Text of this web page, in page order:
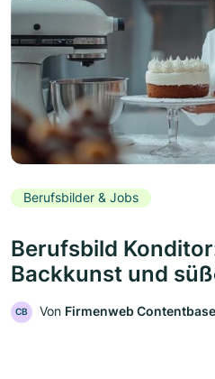
Berufsbilder & Jobs
Berufsbild
Backkunst und
CB Von Firmenweb Contentbase